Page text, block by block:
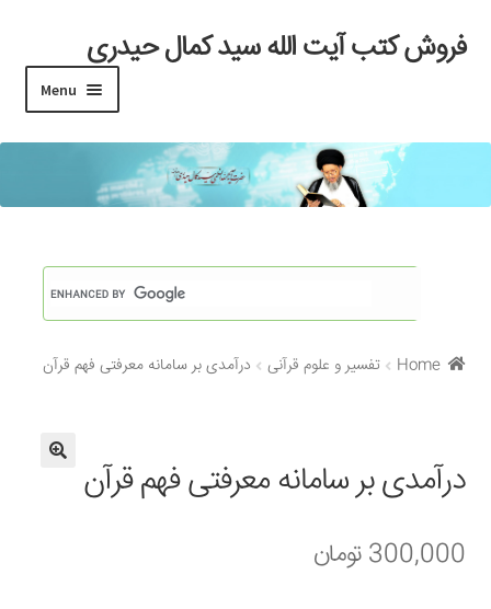
Skip
to
Skip
to
فروش کتب آیت الله سید کمال حیدری
Menu
خانه
#97 (بدون عنوان)
Checkout
My account
Shop
برگه نمونه
Home تفسیر و علوم قرآنی درآمدی بر سامانه معرفتی فهم قرآن
درآمدی بر سامانه معرفتی فهم قرآن
300,000تومان